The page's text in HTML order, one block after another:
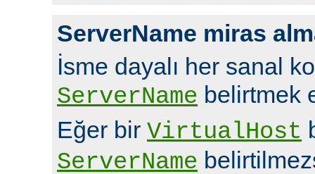
ServerName miras
İsme dayalı her sanal
ServerName belirtmek
Eğer bir VirtualHost
ServerName